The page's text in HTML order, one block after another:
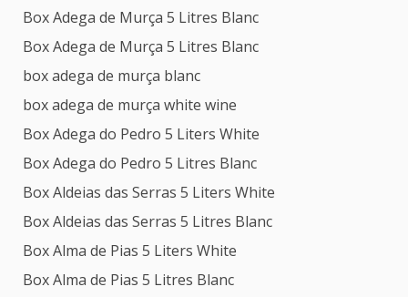
Box Adega de Murça 5 Litres Blanc
Box Adega de Murça 5 Litres Blanc
box adega de murça blanc
box adega de murça white wine
Box Adega do Pedro 5 Liters White
Box Adega do Pedro 5 Litres Blanc
Box Aldeias das Serras 5 Liters White
Box Aldeias das Serras 5 Litres Blanc
Box Alma de Pias 5 Liters White
Box Alma de Pias 5 Litres Blanc